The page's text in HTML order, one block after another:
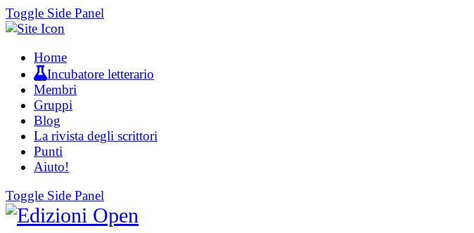
Toggle Side Panel
Home
Incubatore letterario
Membri
Gruppi
Blog
La rivista degli scrittori
Punti
Aiuto!
Toggle Side Panel